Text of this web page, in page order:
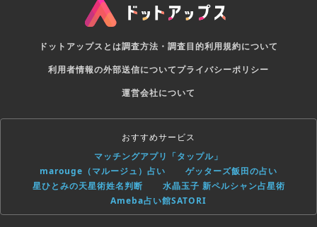
ドットアップスとは調査方法・調査目的利用規約について
利用者情報の外部送信についてプライバシーポリシー
運営会社について
おすすめサービス
マッチングアプリ「タップル」
marouge（マルージュ）占い
ゲッターズ飯田の占い
星ひとみの天星術姓名判断
水晶玉子 新ペルシャン占星術
Ameba占い館SATORI